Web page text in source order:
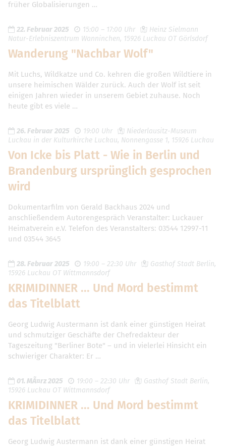
früher Globalisierungen …
22. Februar 2025 15:00 – 17:00 Uhr
Heinz Sielmann
Natur-Erlebniszentrum Wanninchen, 15926 Luckau OT Görlsdorf
Wanderung "Nachbar Wolf"
Mit Luchs, Wildkatze und Co. kehren die großen Wildtiere in
unsere heimischen Wälder zurück. Auch der Wolf ist seit
einigen Jahren wieder in unserem Gebiet zuhause. Noch
heute gibt es viele …
26. Februar 2025 19:00 Uhr
Niederlausitz-Museum
Luckau in der Kulturkirche Luckau, Nonnengasse 1, 15926 Luckau
Von Icke bis Platt - Wie in Berlin und
Brandenburg ursprünglich gesprochen
wird
Dokumentarfilm von Gerald Backhaus 2024 und
anschließendem Autorengespräch Veranstalter: Luckauer
Heimatverein e.V. Telefon des Veranstalters: 03544 12997-11
und 03544 3645
28. Februar 2025 19:00 – 22:30 Uhr
Gasthof Stadt Berlin,
15926 Luckau OT Wittmannsdorf
KRIMIDINNER ... Und Mord bestimmt
das Titelblatt
Georg Ludwig Austermann ist dank einer günstigen Heirat
und schmutziger Geschäfte der Chefredakteur der
Tageszeitung "Berliner Bote" – und in vielerlei Hinsicht ein
schwieriger Charakter: Er …
01. MÃ¤rz 2025 19:00 – 22:30 Uhr
Gasthof Stadt Berlin,
15926 Luckau OT Wittmannsdorf
KRIMIDINNER ... Und Mord bestimmt
das Titelblatt
Georg Ludwig Austermann ist dank einer günstigen Heirat